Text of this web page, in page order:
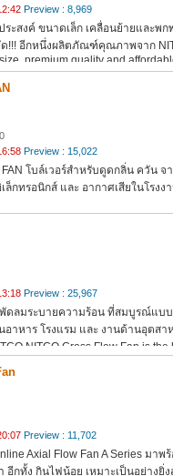
Preview : 8,969
ะสงค์ ขนาดเล็ก เคลื่อนย้ายและพก
!!! อีกหนึ่งผลิตภัณฑ์คุณภาพจาก
premium quality and
Preview : 15,022
FAN โบล์เวอร์สำหรับดูดกลิ่น ควัน จ
ล็กทรอนิกส์ และ อากาศเสียในโรง
Preview : 25,967
พัดลมระบายความร้อน ที่สมบูรณ์แบ
าหาร โรงแรม และ งานด้านอุตสา
NITCO Cross Flow Fan is the
Preview : 11,702
Axial Flow Fan A Series มาพ
กทั้ง กินไฟน้อย เหมาะเป็นอย่างยิ่